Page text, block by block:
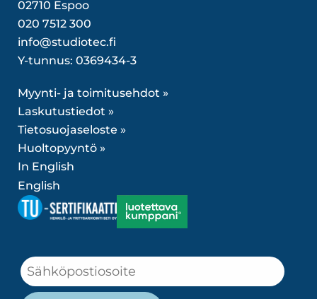
02710 Espoo
020 7512 300
info@studiotec.fi
Y-tunnus: 0369434-3
Myynti- ja toimitusehdot »
Laskutustiedot »
Tietosuojaseloste »
Huoltopyyntö »
In English
English